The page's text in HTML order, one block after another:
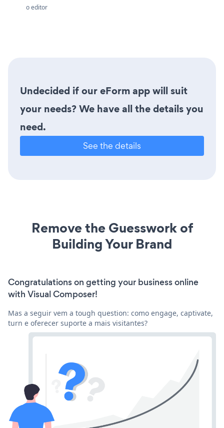
o editor
Undecided if our eForm app will suit
your needs? We have all the details you
need.
See the details
Remove the Guesswork of
Building Your Brand
Congratulations on getting your business online
with Visual Composer!
Mas a seguir vem a tough question: como engage, captivate,
turn e oferecer suporte a mais visitantes?